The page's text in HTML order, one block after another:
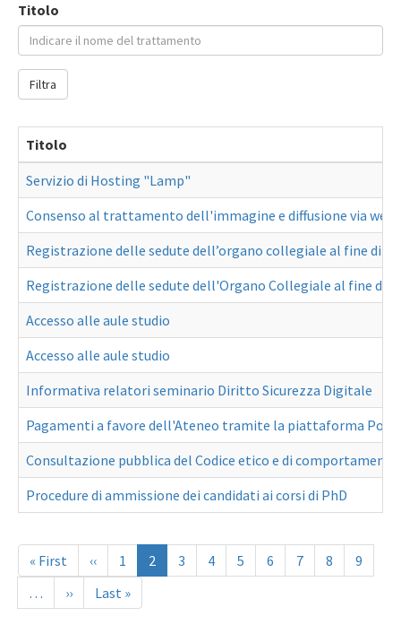
Titolo
Filtra
Titolo
Servizio di Hosting "Lamp"
Consenso al trattamento dell'immagine e diffusione via web
Registrazione delle sedute dell’organo collegiale al fine di
Registrazione delle sedute dell'Organo Collegiale al fine di
Accesso alle aule studio
Accesso alle aule studio
Informativa relatori seminario Diritto Sicurezza Digitale
Pagamenti a favore dell'Ateneo tramite la piattaforma
Consultazione pubblica del Codice etico e di
Procedure di ammissione dei candidati ai corsi di PhD
Paginazione
Prima
pagina
« First
Pagina
precedente
‹‹ Page
1
Pagina
attuale
2 Page
3 Page
4 Page
5 Page
6 Page
7 Page
8 Page
9
…
Pagina
successiva
››
Ultima
pagina
Last »